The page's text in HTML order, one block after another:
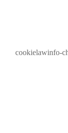
cookielawinfo-